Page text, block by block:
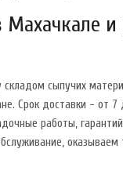
Махачкале и
сыпучих
Срок доставки - от
работы,
оказываем